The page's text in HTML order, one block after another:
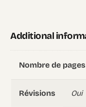
Additional
Nombre de pages
Révisions Oui